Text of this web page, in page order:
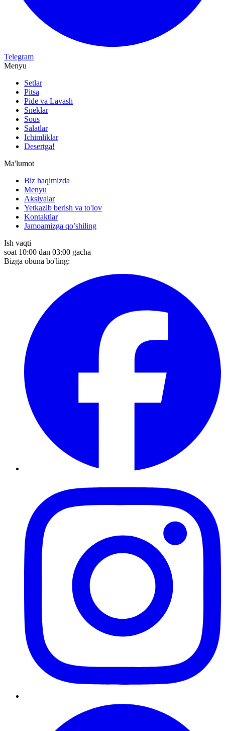
Telegram
Menyu
Setlar
Pitsa
Pide va Lavash
Sneklar
Sous
Salatlar
Ichimliklar
Desertga!
Ma'lumot
Biz haqimizda
Menyu
Aksiyalar
Yetkazib berish va to'lov
Kontaktlar
Jamoamizga qo’shiling
Ish vaqti
soat 10:00 dan 03:00 gacha
Bizga obuna bo'ling: